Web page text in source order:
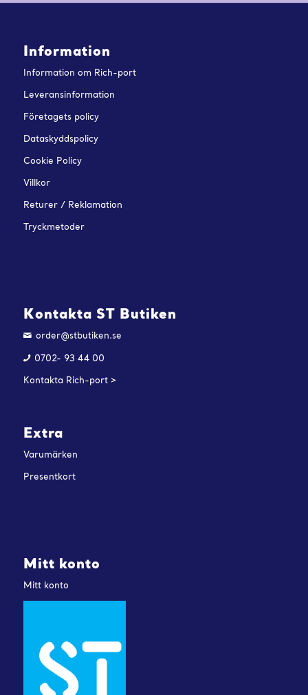
Information
Information om Rich-port
Leveransinformation
Företagets policy
Dataskyddspolicy
Cookie Policy
Villkor
Returer / Reklamation
Tryckmetoder
Kontakta ST Butiken
order@stbutiken.se
0702- 93 44 00
Kontakta Rich-port >
Extra
Varumärken
Presentkort
Mitt konto
Mitt konto